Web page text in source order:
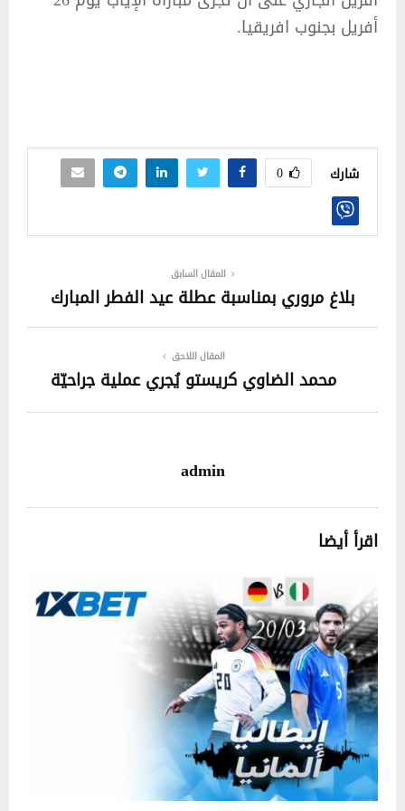
أفريل بجنوب افريقيا.
شارك 0
المقال السابق
بلاغ مروري بمناسبة عطلة عيد الفطر المبارك
المقال اللاحق
محمد الضاوي كريستو يُجري عملية جراحيّة
admin
اقرأ أيضا